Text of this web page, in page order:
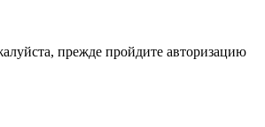
прежде пройдите авторизацию